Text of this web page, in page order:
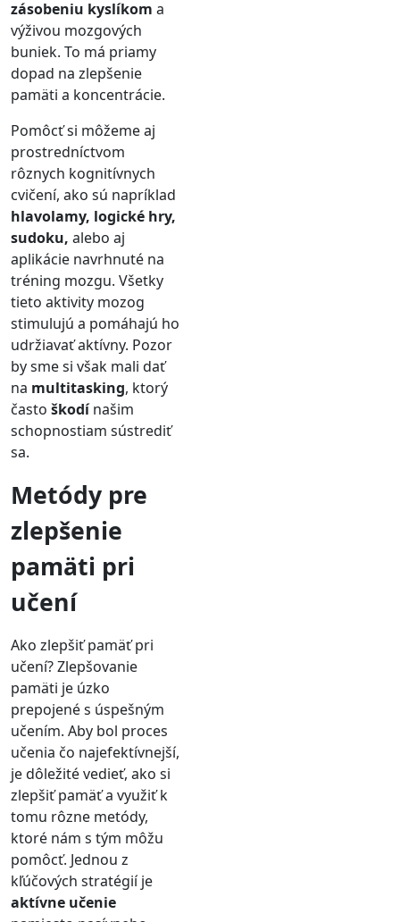
zásobeniu kyslíkom a
výživou mozgových
buniek. To má priamy
dopad na zlepšenie
pamäti a koncentrácie.
Pomôcť si môžeme aj
prostredníctvom
rôznych kognitívnych
cvičení, ako sú napríklad
hlavolamy, logické hry,
sudoku, alebo aj
aplikácie navrhnuté na
tréning mozgu. Všetky
tieto aktivity mozog
stimulujú a pomáhajú ho
udržiavať aktívny. Pozor
by sme si však mali dať
na multitasking, ktorý
často škodínašim
schopnostiam sústrediť
sa.
Metódy pre
zlepšenie
pamäti pri
učení
Ako zlepšiť pamäť pri
učení? Zlepšovanie
pamäti je úzko
prepojené s úspešným
učením. Aby bol proces
učenia čo najefektívnejší,
je dôležité vedieť, ako si
zlepšiť pamäť a využiť k
tomu rôzne metódy,
ktoré nám s tým môžu
pomôcť. Jednou z
kľúčových stratégií je
aktívne učenie